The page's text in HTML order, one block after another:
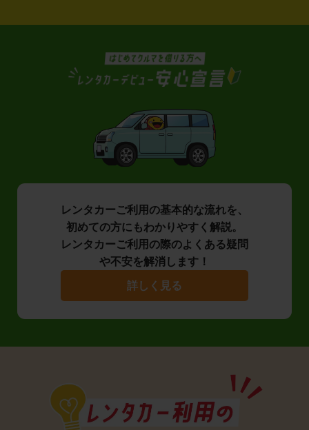
レンタカーご利用の基本的な流れを、
初めての方にもわかりやすく解説。
レンタカーご利用の際のよくある疑問
や不安を解消します！
詳しく見る